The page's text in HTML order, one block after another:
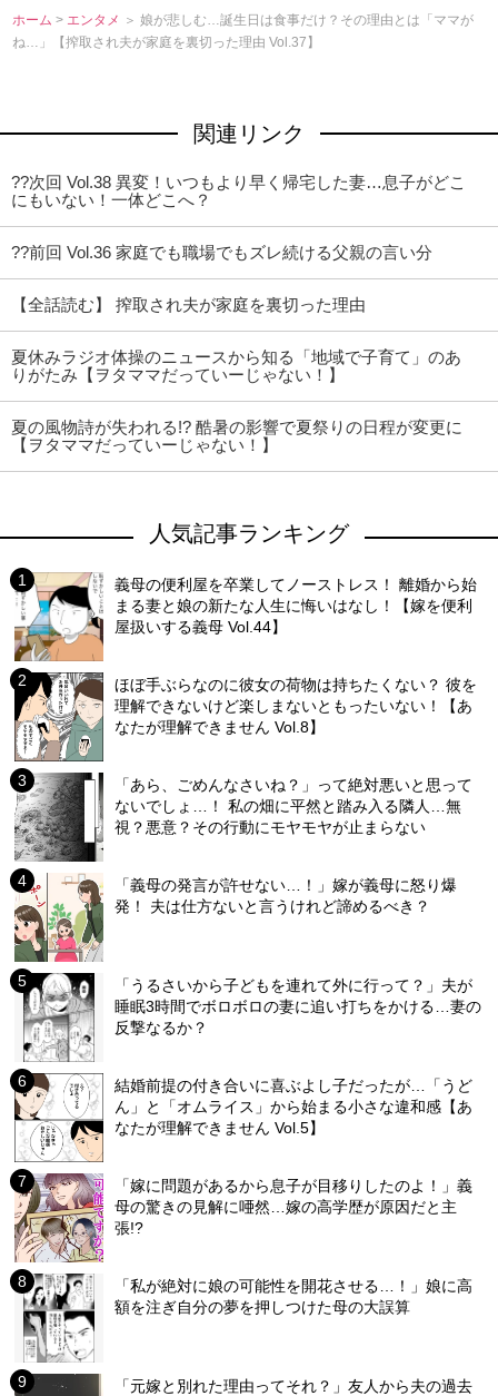
ホーム > エンタメ ＞ 娘が悲しむ…誕生日は食事だけ？その理由とは「ママが
ね…」【搾取され夫が家庭を裏切った理由 Vol.37】
関連リンク
??次回 Vol.38 異変！いつもより早く帰宅した妻…息子がどこ
にもいない！一体どこへ？
??前回 Vol.36 家庭でも職場でもズレ続ける父親の言い分
【全話読む】 搾取され夫が家庭を裏切った理由
夏休みラジオ体操のニュースから知る「地域で子育て」のあ
りがたみ【ヲタママだっていーじゃない！】
夏の風物詩が失われる!? 酷暑の影響で夏祭りの日程が変更に
【ヲタママだっていーじゃない！】
人気記事ランキング
義母の便利屋を卒業してノーストレス！ 離婚から始
まる妻と娘の新たな人生に悔いはなし！【嫁を便利
屋扱いする義母 Vol.44】
ほぼ手ぶらなのに彼女の荷物は持ちたくない？ 彼を
理解できないけど楽しまないともったいない！【あ
なたが理解できません Vol.8】
「あら、ごめんなさいね？」って絶対悪いと思って
ないでしょ…！ 私の畑に平然と踏み入る隣人…無
視？悪意？その行動にモヤモヤが止まらない
「義母の発言が許せない…！」嫁が義母に怒り爆
発！ 夫は仕方ないと言うけれど諦めるべき？
「うるさいから子どもを連れて外に行って？」夫が
睡眠3時間でボロボロの妻に追い打ちをかける…妻の
反撃なるか？
結婚前提の付き合いに喜ぶよし子だったが…「うど
ん」と「オムライス」から始まる小さな違和感【あ
なたが理解できません Vol.5】
「嫁に問題があるから息子が目移りしたのよ！」義
母の驚きの見解に唖然…嫁の高学歴が原因だと主
張!?
「私が絶対に娘の可能性を開花させる…！」娘に高
額を注ぎ自分の夢を押しつけた母の大誤算
「元嫁と別れた理由ってそれ？」友人から夫の過去